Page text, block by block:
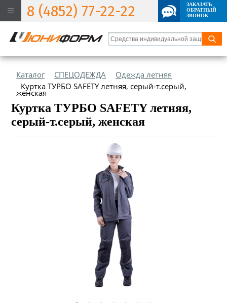
8 (4852) 77-22-22
ЗАКАЗАТЬ
ОБРАТНЫЙ
ЗВОНОК
Каталог СПЕЦОДЕЖДА
Одежда летняя
Куртка ТУРБО SAFETY летняя, серый-т.серый,
женская
Куртка ТУРБО SAFETY летняя,
серый-т.серый, женская